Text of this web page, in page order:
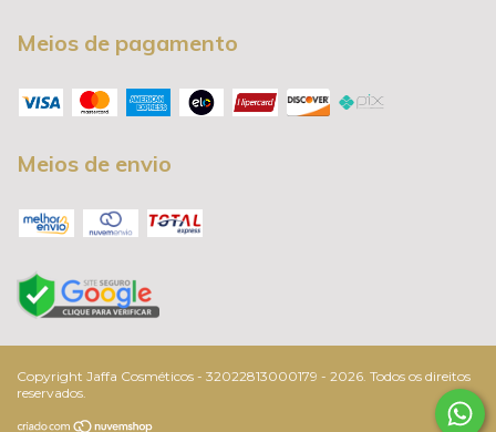
Meios de pagamento
Meios de envio
Copyright Jaffa Cosméticos - 32022813000179 - 2026. Todos os direitos
reservados.